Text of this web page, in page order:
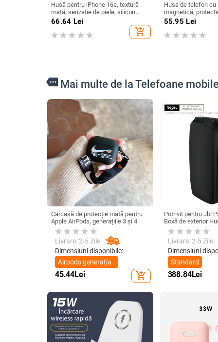
Husă pentru iPhone 16e, textură
mată, senzație de piele, silicon
moale, semi-transparentă,
66.64 Lei
add_shopping_cart
Husa de telefon cu
magnetică,
cadere, disipare a
mat PC, pentru
(Ring Gold Horse)
55.95 Lei
more Mai multe de la Telefoane
Carcasă de protecție mată pentru
Apple AirPods, generațiile 3 și 4
Livrare: 2-5 Zile
Dimensiuni disponibile:
Airpods generația
1/2
45.44Lei add_shopping_cart
Potrivit pentru Jbl
Boxă de exterior
Stage 320 Audio
anti-praf Husă
Livrare: 2-5 Zile
Dimensiuni
Standard
388.84Lei